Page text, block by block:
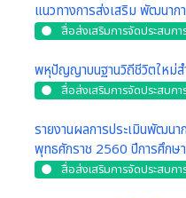
แนวทางการส่งเสริม พัฒนา
สื่อส่งเสริมการจัดประสบก
พหุปัญญาบนฐานวิถีชีวิตใหม่ส
สื่อส่งเสริมการจัดประสบก
รายงานผลการประเมินพัฒน
พุทธศักราช 2560 ปีการศึกษ
สื่อส่งเสริมการจัดประสบก